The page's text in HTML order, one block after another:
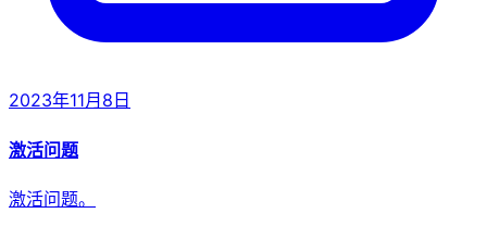
2023年11月8日
激活问题
激活问题。